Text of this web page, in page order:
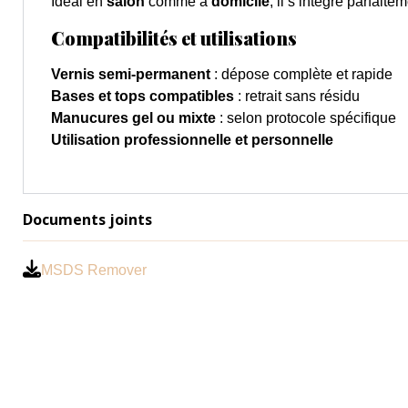
Compatibilités et utilisations
Vernis semi-permanent: dépose complète et rapide
Bases et tops compatibles : retrait sans résidu
Manucures gel ou mixte : selon protocole spécifique
Utilisation professionnelle et personnelle
Documents joints
MSDS Remover